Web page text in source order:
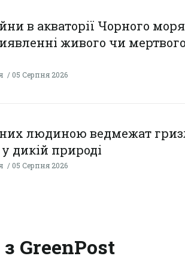
в акваторії Чорного
живого чи
05 Серпня 2026
людиною ведмежат
дикій природі
05 Серпня 2026
GreenPost